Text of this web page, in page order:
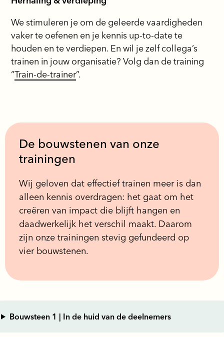
We stimuleren je om de geleerde vaardigheden
vaker te oefenen en je kennis up-to-date te
houden en te verdiepen. En wil je zelf collega’s
trainen in jouw organisatie? Volg dan de training
“Train-de-trainer”.
De bouwstenen van onze
trainingen
Wij geloven dat effectief trainen meer is dan
alleen kennis overdragen: het gaat om het
creëren van impact die blijft hangen en
daadwerkelijk het verschil maakt. Daarom
zijn onze trainingen stevig gefundeerd op
vier bouwstenen.
Bouwsteen 1 | In de huid van de deelnemers